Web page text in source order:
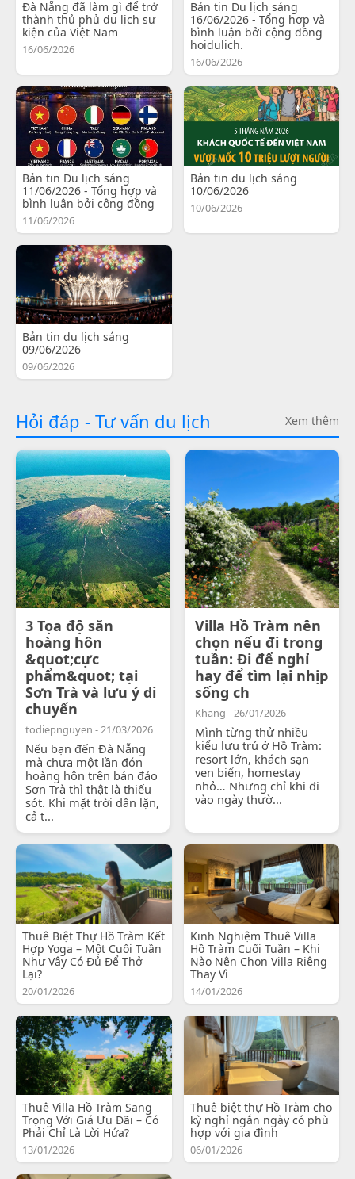
Đà Nẵng đã làm gì để trở
thành thủ phủ du lịch sự
kiện của Việt Nam
16/06/2026
Bản tin Du lịch sáng
16/06/2026 - Tổng hợp và
bình luận bởi cộng đồng
hoidulich.
16/06/2026
Bản tin Du lịch sáng
11/06/2026 - Tổng hợp và
bình luận bởi cộng đồng
11/06/2026
Bản tin du lịch sáng
10/06/2026
10/06/2026
Bản tin du lịch sáng
09/06/2026
09/06/2026
Hỏi đáp - Tư vấn du lịch Xem thêm
3 Tọa độ săn
hoàng hôn
&quot;cực
phẩm&quot; tại
Sơn Trà và lưu ý di
chuyển
todiepnguyen - 21/03/2026
Nếu bạn đến Đà Nẵng
mà chưa một lần đón
hoàng hôn trên bán đảo
Sơn Trà thì thật là thiếu
sót. Khi mặt trời dần lặn,
cả t...
Villa Hồ Tràm nên
chọn nếu đi trong
tuần: Đi để nghỉ
hay để tìm lại nhịp
sống ch
Khang - 26/01/2026
Mình từng thử nhiều
kiểu lưu trú ở Hồ Tràm:
resort lớn, khách sạn
ven biển, homestay
nhỏ… Nhưng chỉ khi đi
vào ngày thườ...
Thuê Biệt Thự Hồ Tràm Kết
Hợp Yoga – Một Cuối Tuần
Như Vậy Có Đủ Để Thở
Lại?
20/01/2026
Kinh Nghiệm Thuê Villa
Hồ Tràm Cuối Tuần – Khi
Nào Nên Chọn Villa Riêng
Thay Vì
14/01/2026
Thuê Villa Hồ Tràm Sang
Trọng Với Giá Ưu Đãi – Có
Phải Chỉ Là Lời Hứa?
13/01/2026
Thuê biệt thự Hồ Tràm cho
kỳ nghỉ ngắn ngày có phù
hợp với gia đình
06/01/2026